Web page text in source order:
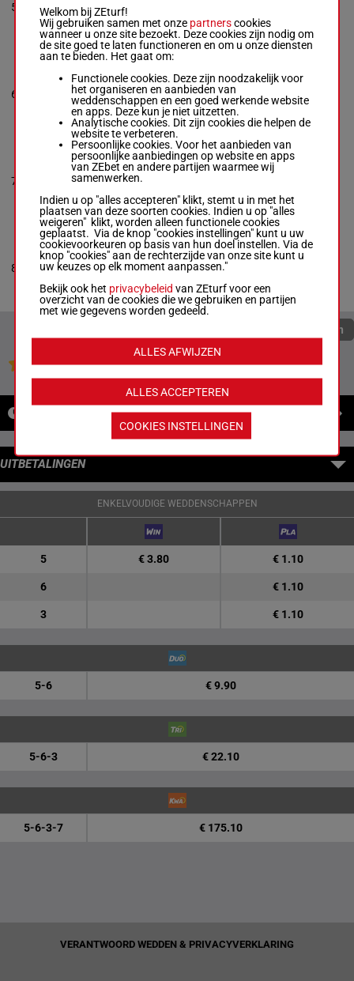
5
Columbo
Box: 5 -R/8 - 1600m
0a 3a 2a 0a 0a
6
DAAMERICANSKY
Geo. Napolitano Jr-
Dean Eckley
R/10 - 1600m
1a 3a 0a 1a 1a
R/101600m1a 3a 0a
1a 1a
7
Simon Allard- Jason
2a 0a 0a 0a 0a
8
ALWAYS A WAY
Braxten Boyd-Julius
Czermann Jr
2a 0a 0a 2a 4a
R/6 1600m2a 0a 0a
2a 4a
Quoteringen verversen
Jouw favoriete paarden
UITBETALINGEN
ENKELVOUDIGE WEDDENSCHAPPEN
5 € 3.80 € 1.10
6 € 1.10
3 € 1.10
5-6 € 9.90
5-6-3 € 22.10
5-6-3-7 € 175.10
VERANTWOORD WEDDEN & PRIVACYVERKLARING
Welkom bij ZEturf!
Wij gebruiken samen met onze partnerscookies
wanneer u onze site bezoekt. Deze cookies zijn nodig om
de site goed te laten functioneren en om u onze diensten
aan te bieden. Het gaat om:
Functionele cookies. Deze zijn noodzakelijk voor
het organiseren en aanbieden van
weddenschappen en een goed werkende website
en apps. Deze kun je niet uitzetten.
Analytische cookies. Dit zijn cookies die helpen de
website te verbeteren.
Persoonlijke cookies. Voor het aanbieden van
persoonlijke aanbiedingen op website en apps
van ZEbet en andere partijen waarmee wij
samenwerken.
Indien u op "alles accepteren" klikt, stemt u in met het
plaatsen van deze soorten cookies. Indien u op "alles
weigeren" klikt, worden alleen functionele cookies
geplaatst. Via de knop "cookies instellingen" kunt u uw
cookievoorkeuren op basis van hun doel instellen. Via de
knop "cookies" aan de rechterzijde van onze site kunt u
uw keuzes op elk moment aanpassen."
Bekijk ook het privacybeleid van ZEturf voor een
overzicht van de cookies die we gebruiken en partijen
met wie gegevens worden gedeeld.
ALLES ACCEPTEREN
ALLES AFWIJZEN
COOKIES INSTELLINGEN